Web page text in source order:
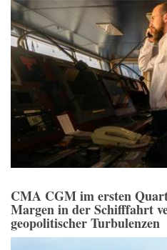
CMA CGM im ersten
Margen in der Schifffahrt
geopolitischer Turbulenzen